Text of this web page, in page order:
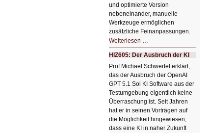
und optimierte Version
nebeneinander, manuelle
Werkzeuge ermöglichen
zusätzliche Feinanpassungen.
Weiterlesen …
Bildverschönerung
mit
einem
Klick
HIZ606:
Bildverschönerung
mit
einem
Klick
HIZ605: Der Ausbruch der KI
Prof Michael Schwertel erklärt,
das der Ausbruch der OpenAI
GPT 5.1 Sol KI Software aus der
Testumgebung eigentlich keine
Überraschung ist. Seit Jahren
hat er in seinen Vorträgen auf
die Möglichkeit hingewiesen,
dass eine KI in naher Zukunft